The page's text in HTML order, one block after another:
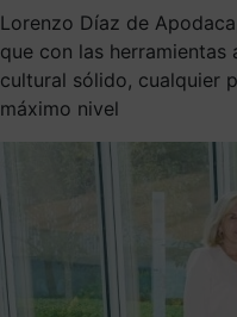
Lorenzo Díaz de
que con las herramientas
cultural sólido, cualquier
máximo nivel